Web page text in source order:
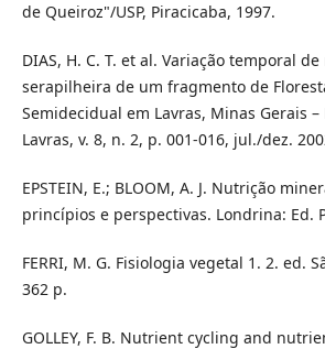
de Queiroz"/USP, Piracicaba, 1997.
DIAS, H. C. T. et al. Variação temporal
serapilheira de um fragmento de
Semidecidual em Lavras, Minas Gerais –
Lavras, v. 8, n. 2, p. 001-016, jul./dez.
EPSTEIN, E.; BLOOM, A. J. Nutrição
princípios e perspectivas. Londrina: Ed.
FERRI, M. G. Fisiologia vegetal 1. 2. ed.
362 p.
GOLLEY, F. B. Nutrient cycling and